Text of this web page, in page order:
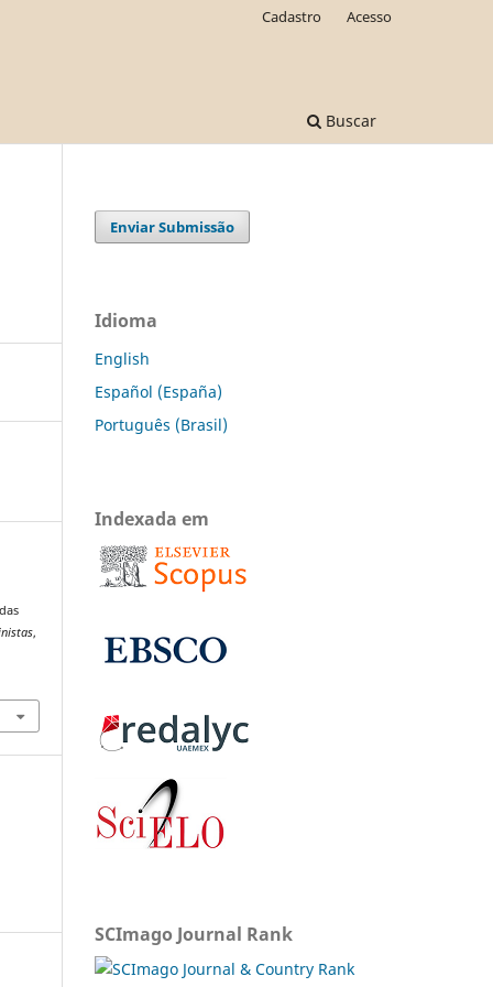
Buscar
Cadastro Acesso
,
Enviar Submissão
Idioma
English
Español (España)
Português (Brasil)
Indexada em
SCImago Journal Rank